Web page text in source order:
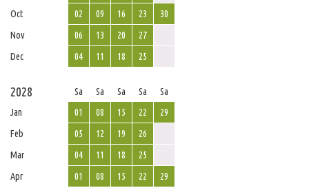
Oct
02 09 16 23
30
Nov
06 13 20
27
Dec
04 11 18 25
2028 Sa Sa Sa Sa
Sa
Jan
01 08 15 22
29
Feb
05 12 19
26
Mar
04 11 18
25
Apr
01 08 15 22 29